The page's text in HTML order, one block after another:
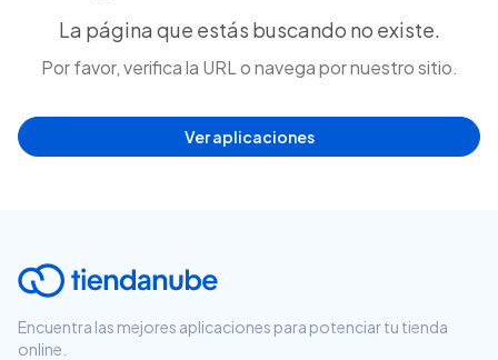
La página que estás buscando no existe.
Por favor, verifica la URL o navega por nuestro sitio.
Ver aplicaciones
Encuentra las mejores aplicaciones para potenciar tu tienda
online.